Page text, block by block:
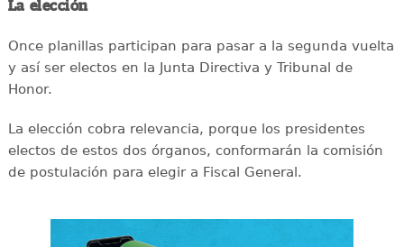
La elección
Once planillas participan para pasar a la segunda vuelta
y así ser electos en la Junta Directiva y Tribunal de
Honor.
La elección cobra relevancia, porque los presidentes
electos de estos dos órganos, conformarán la comisión
de postulación para elegir a Fiscal General.